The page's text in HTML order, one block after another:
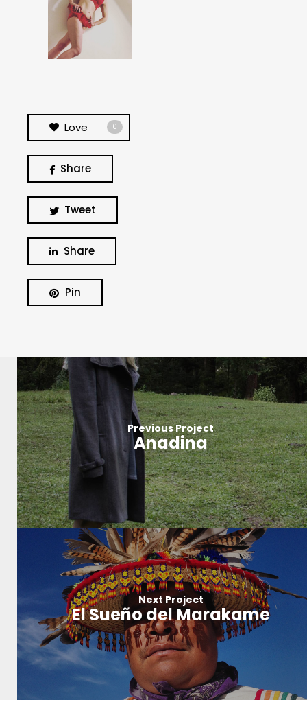
Love 0
Share
Tweet
Share
Pin
Previous Project
Anadina
Next Project
El Sueño del Marakame